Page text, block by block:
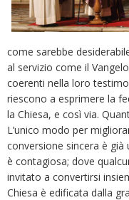
come sarebbe
al servizio come il
coerenti nella loro
riescono a esprimere la
la Chiesa, e così via.
L’unico modo per
conversione sincera è già
è contagiosa; dove
invitato a convertirsi
Chiesa è edificata dalla